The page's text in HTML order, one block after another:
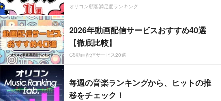
オリコン顧客満足度ランキング
2026年動画配信サービスおすすめ40選
【徹底比較】
CS動画配信サービス20選
毎週の音楽ランキングから、ヒットの推
移をチェック！